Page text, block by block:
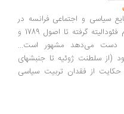
سیاسی و اجتماعی فرانسه در
مراحل مختلف انقلاب آن، از تجزیه نظام فئودالیته گرفته تا اصول 1789 و
به دست می‌دهد مشهور است...
(از سلطنت ژوئیه تا جنبشهای
از فقدان تربیت سیاسی